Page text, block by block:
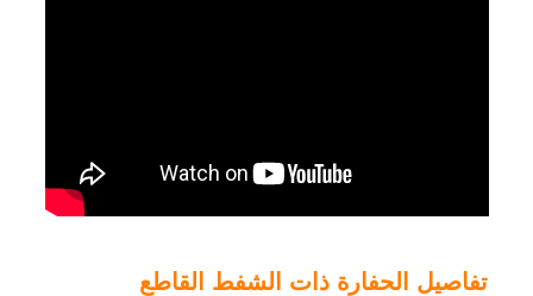
تفاصيل الحفارة ذات الشفط القاطع